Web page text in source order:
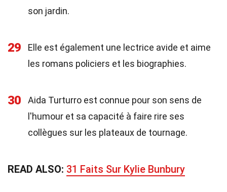
son jardin.
29
Elle est également une lectrice avide et aime
les romans policiers et les biographies.
30
Aida Turturro est connue pour son sens de
l'humour et sa capacité à faire rire ses
collègues sur les plateaux de tournage.
READ ALSO: 31 Faits Sur Kylie Bunbury